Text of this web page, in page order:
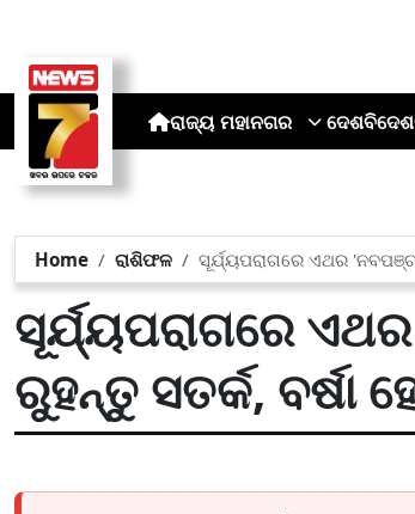
ରାଜ୍ୟ ମହାନଗର ଦେଶବିଦେଶ
Home ରାଶିଫଳ ସୂର୍ଯ୍ୟପରାଗରେ ଏଥର
ସୂର୍ଯ୍ୟପରାଗରେ
ରୁହନ୍ତୁ ସତର୍କ,